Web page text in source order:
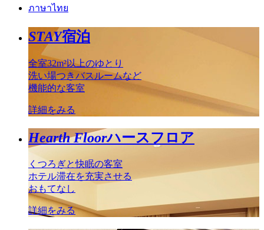
ภาษาไทย
STAY宿泊
全室32m²以上のゆとり
洗い場つきバスルームなど
機能的な客室
詳細をみる
Hearth Floorハースフロア
くつろぎと快眠の客室
ホテル滞在を充実させる
おもてなし
詳細をみる